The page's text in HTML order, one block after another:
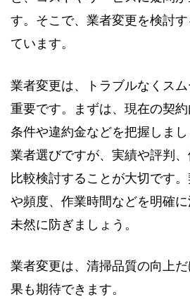
す。そこで、業者変更を検討
ています。
業者変更は、トラブルなくス
重要です。まずは、現在の契
条件や違約金などを把握しま
業者選びですが、実績や評判
比較検討することが大切です
や頻度、作業時間などを明確
未然に防ぎましょう。
業者変更は、清掃品質の向上
果も期待できます。